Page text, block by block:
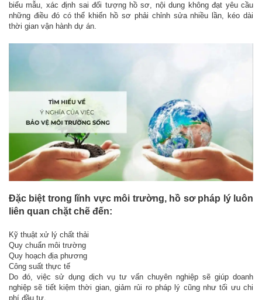
biểu mẫu, xác định sai đối tượng hồ sơ, nội dung không đạt yêu cầu
những điều đó có thể khiến hồ sơ phải chỉnh sửa nhiều lần, kéo dài
thời gian vận hành dự án.
Đặc biệt trong lĩnh vực môi trường, hồ sơ pháp lý luôn
liên quan chặt chẽ đến:
Kỹ thuật xử lý chất thải
Quy chuẩn môi trường
Quy hoạch địa phương
Công suất thực tế
Do đó, việc sử dụng dịch vụ tư vấn chuyên nghiệp sẽ giúp doanh
nghiệp sẽ tiết kiệm thời gian, giảm rủi ro pháp lý cũng như tối ưu chi
phí đầu tư.